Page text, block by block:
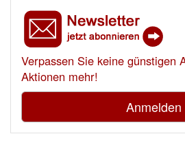
Verpassen Sie keine günstigen
Aktionen mehr!
Anmelden